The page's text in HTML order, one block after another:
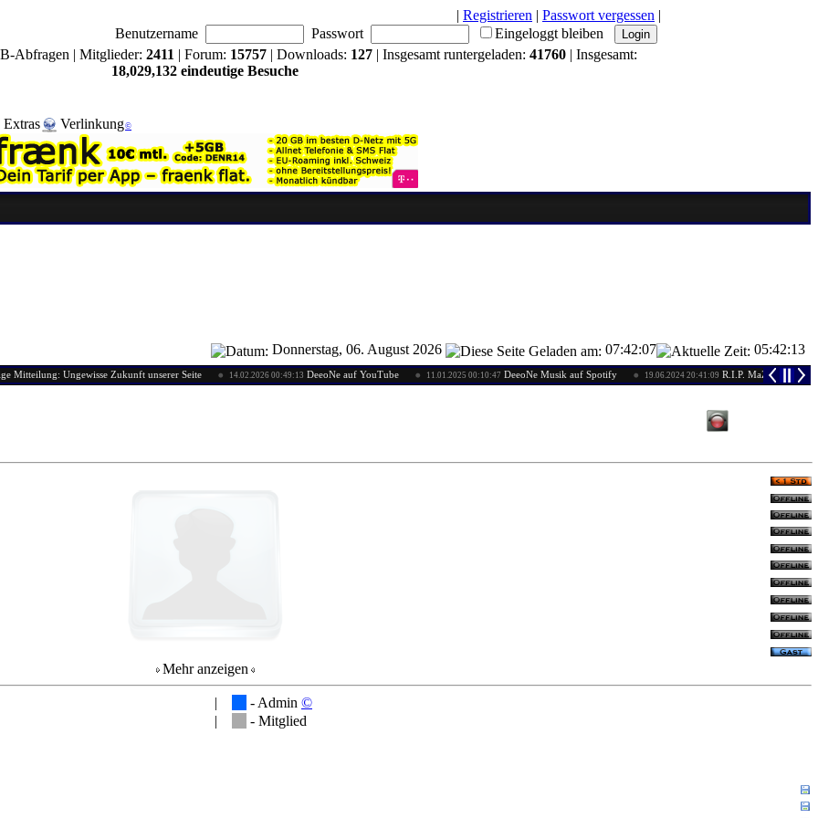
| Registrieren | Passwort vergessen |
Benutzername
Passwort
Eingeloggt bleiben
Abfragen | Mitglieder: 2411 | Forum: 15757 | Downloads: 127 | Insgesamt runtergeladen: 41760 | Insgesamt:
18,029,132 eindeutige Besuche
Extras Verlinkung©
Donnerstag, 06. August 2026 07:42:07 05:42:14
Ungewisse Zukunft unserer Seite 14.02.2026 00:49:13DeeoNe auf YouTube 11.01.2025 00:10:47DeeoNe Musik auf Spotify 19.06.2024 20:41:09R.I.P. MaZzIMo24
Mehr anzeigen
| - Admin ©
| - Mitglied